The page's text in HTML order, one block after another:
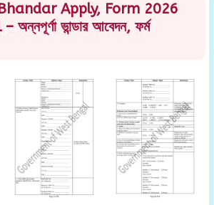
Apply, Form 2026
ভান্ডার আবেদন, ফর্ম